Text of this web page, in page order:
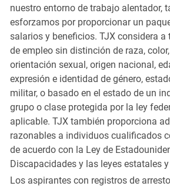
nuestro entorno de trabajo alentador,
esforzamos por proporcionar un
salarios y beneficios. TJX considera
de empleo sin distinción de raza,
orientación sexual, origen nacional,
expresión e identidad de género,
militar, o basado en el estado de un
grupo o clase protegida por la ley
aplicable. TJX también proporciona
razonables a individuos cualificados
de acuerdo con la Ley de
Discapacidades y las leyes estatales
Los aspirantes con registros de